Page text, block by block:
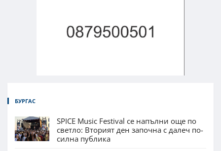
БУРГАС
SPICE Music Festival се напълни още по
светло: Вторият ден започна с далеч по-
силна публика